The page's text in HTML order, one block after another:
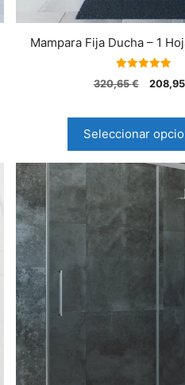
Mampara Fija Ducha – 1
5.00
de 5
320,65€ 208,95
Seleccionar